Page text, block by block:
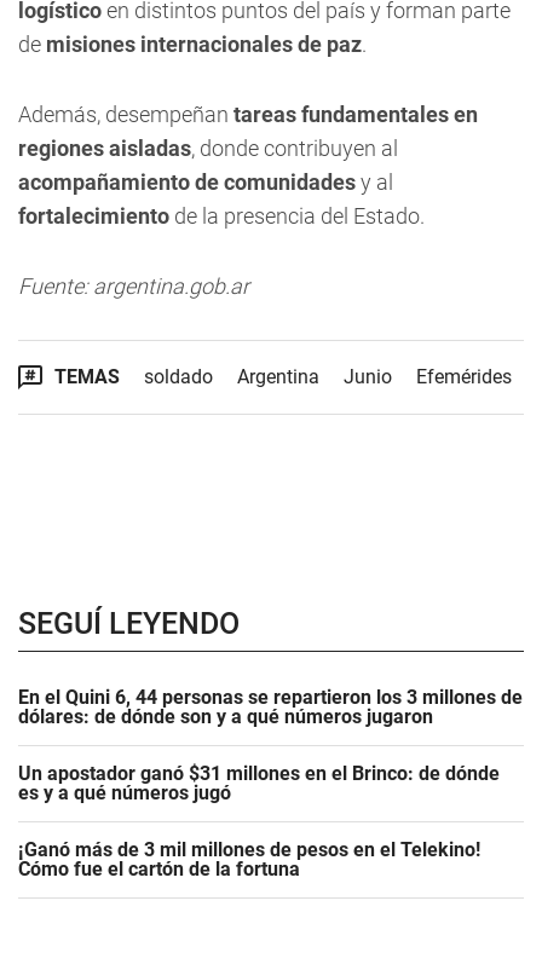
logísticoen distintos puntos del país y forman parte
de misiones internacionales de paz.
Además, desempeñan tareas fundamentales en
regiones aisladas, donde contribuyen al
acompañamiento de comunidadesy al
fortalecimiento de la presencia del Estado.
Fuente: argentina.gob.ar
TEMAS soldado Argentina Junio Efemérides
SEGUÍ LEYENDO
En el Quini 6, 44 personas se repartieron los 3 millones de
dólares: de dónde son y a qué números jugaron
Un apostador ganó $31 millones en el Brinco: de dónde
es y a qué números jugó
¡Ganó más de 3 mil millones de pesos en el Telekino!
Cómo fue el cartón de la fortuna